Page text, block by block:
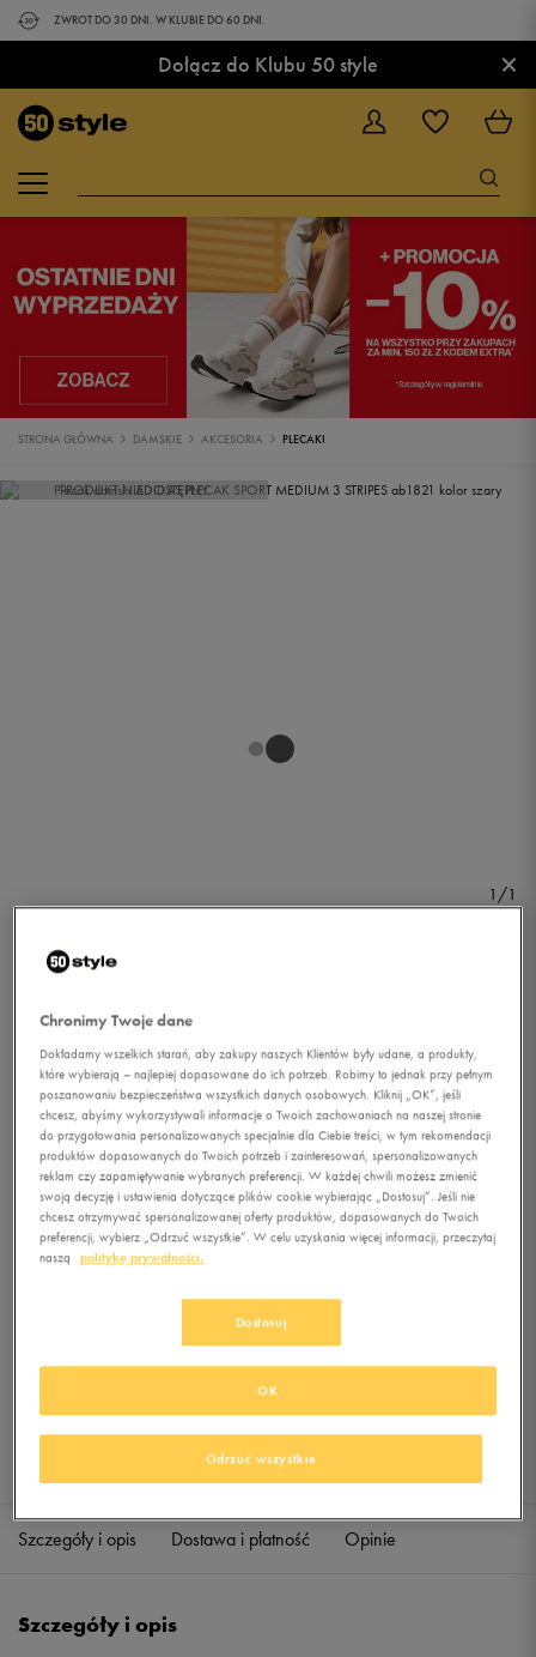
ZWROT DO 30 DNI. W KLUBIE DO 60 DNI.
Dołącz do Klubu 50 style ×
STRONA GŁÓWNA DAMSKIE AKCESORIA PLECAKI
PRODUKT NIEDOSTĘPNY
1/1
ADIDAS PLECAK SPORT
MEDIUM 3 STRIPES
0.0(0)
119,99zł z Vat
+ 600 PKT WKLUBIE 50 STYLE
Wybierz rozmiar
ONE SIZE
Sprawdź dostępność w salonach
Szczegóły i opis Dostawa i płatność Opinie
Szczegóły i opis
Chronimy Twoje dane
Dokładamy wszelkich starań, aby zakupy naszych Klientów były udane, a produkty,
które wybierają – najlepiej dopasowane do ich potrzeb. Robimy to jednak przy pełnym
poszanowaniu bezpieczeństwa wszystkich danych osobowych. Kliknij „OK”, jeśli
chcesz, abyśmy wykorzystywali informacje o Twoich zachowaniach na naszej stronie
do przygotowania personalizowanych specjalnie dla Ciebie treści, w tym rekomendacji
produktów dopasowanych do Twoich potrzeb i zainteresowań, spersonalizowanych
reklam czy zapamiętywanie wybranych preferencji. W każdej chwili możesz zmienić
swoją decyzję i ustawienia dotyczące plików cookie wybierając „Dostosuj”. Jeśli nie
chcesz otrzymywać spersonalizowanej oferty produktów, dopasowanych do Twoich
preferencji, wybierz „Odrzuć wszystkie”. W celu uzyskania więcej informacji, przeczytaj
naszą
politykę prywatności.
Dostosuj
Odrzuć wszystkie
OK